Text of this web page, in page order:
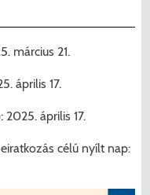
elvezetés
II. ütem
Allergia
március 21.
április 17.
2025. április 17.
célú nyílt nap: